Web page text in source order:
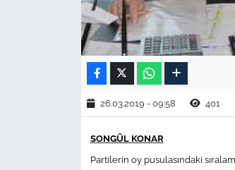
26.03.2019 - 09:58 401
SONGÜL KONAR
Partilerin oy pusulasındaki
EDİRNE
ÇANAKKALE